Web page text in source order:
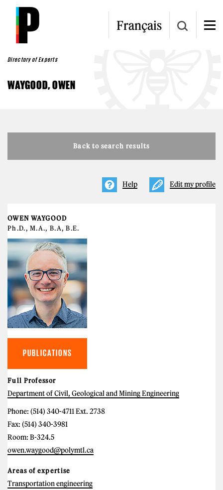
Skip to main content
Français
Directory of Experts
WAYGOOD, OWEN
Back to search results
Edit my profile
Help
OWEN WAYGOOD
Ph.D., M.A., B.A, B.E.
PUBLICATIONS
Full Professor
Department of Civil, Geological and Mining Engineering
Phone: (514) 340-4711 Ext. 2738
Fax: (514) 340-3981
Room: B-324.5
owen.waygood@polymtl.ca
Areas of expertise
Transportation engineering